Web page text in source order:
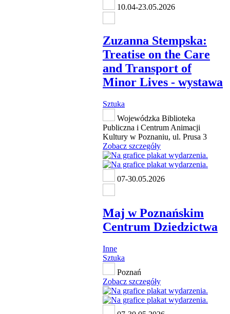
10.04-23.05.2026
Zuzanna Stempska:
Treatise on the Care
and Transport of
Minor Lives - wystawa
Sztuka
Wojewódzka Biblioteka
Publiczna i Centrum Animacji
Kultury w Poznaniu, ul. Prusa 3
Zobacz szczegóły
07-30.05.2026
Maj w Poznańskim
Centrum Dziedzictwa
Inne
Sztuka
Poznań
Zobacz szczegóły